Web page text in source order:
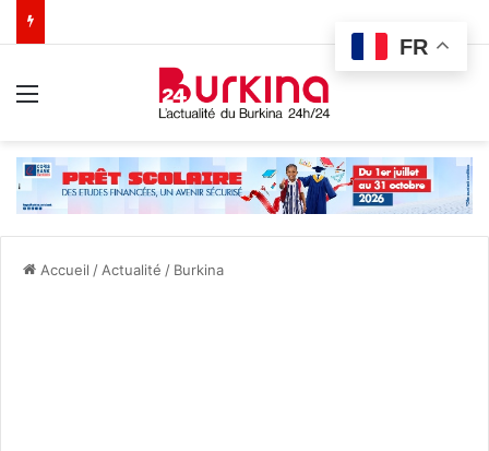
Accueil / Actualité / Burkina
FR